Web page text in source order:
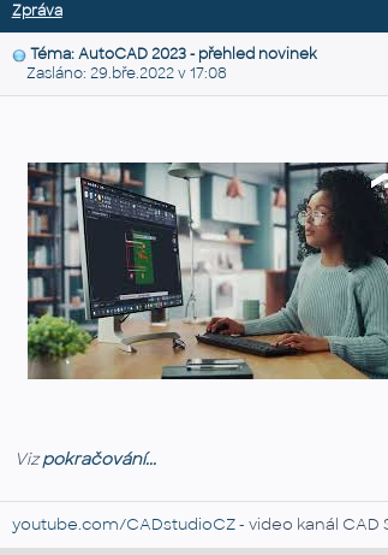
Zpráva
Téma: AutoCAD 2023 - přehled novinek
Zasláno: 29.bře.2022 v 17:08
Vizpokračování...
youtube.com/CADstudioCZ- video kanál CAD